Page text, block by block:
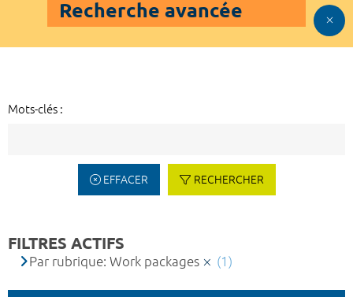
Recherche avancée
Mots-clés :
EFFACER RECHERCHER
FILTRES ACTIFS
Par rubrique: Work packages (1)